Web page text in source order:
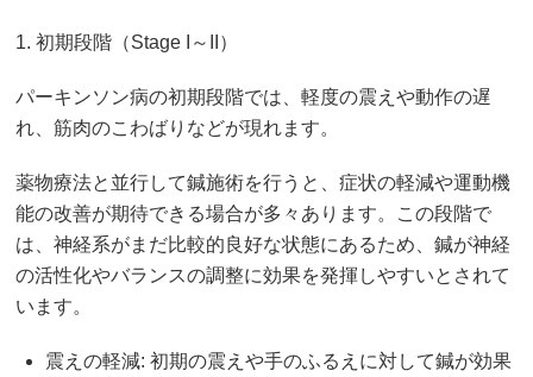
1. 初期段階（Stage I～II）
パーキンソン病の初期段階では、軽度の震えや動作の遅
れ、筋肉のこわばりなどが現れます。
薬物療法と並行して鍼施術を行うと、症状の軽減や運動機
能の改善が期待できる場合が多々あります。この段階で
は、神経系がまだ比較的良好な状態にあるため、鍼が神経
の活性化やバランスの調整に効果を発揮しやすいとされて
います。
震えの軽減: 初期の震えや手のふるえに対して鍼が効果